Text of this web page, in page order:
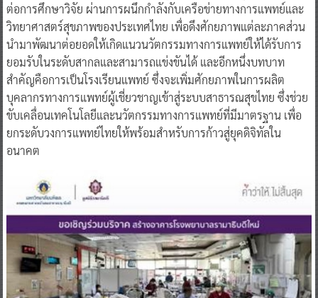
ต่อการศึกษาวิจัย ผ่านการผนึกกำลังกับเครือข่ายทางการแพทย์และ
วิทยาศาสตร์สุขภาพของประเทศไทย เพื่อดึงศักยภาพแต่ละภาคส่วน
นำมาพัฒนาต่อยอดให้เกิดแนวนวัตกรรมทางการแพทย์ให้ได้รับการ
ยอมรับในระดับสากลและสามารถแข่งขันได้ และอีกหนึ่งบทบาท
สำคัญคือการเป็นโรงเรียนแพทย์ ซึ่งจะเพิ่มศักยภาพในการผลิต
บุคลากรทางการแพทย์ผู้เชี่ยวชาญเข้าสู่ระบบสาธารณสุขไทย ซึ่งช่วย
ขับเคลื่อนเทคโนโลยีและนวัตกรรมทางการแพทย์ที่มีมาตรฐาน เพื่อ
ยกระดับวงการแพทย์ไทยให้พร้อมสำหรับการก้าวสู่ยุคดิจิทัลใน
อนาคต